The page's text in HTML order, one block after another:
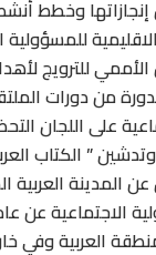
للمسؤولية
للترويج
من دورات
على اللجان
” الكتاب